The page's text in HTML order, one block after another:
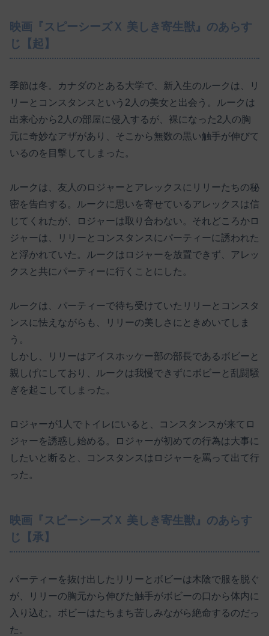
映画『スピーシーズＸ 美しき寄生獣』のあらす
じ【起】
季節は冬。カナダのとある大学で、新入生のルークは、リ
リーとコンスタンスという2人の美女と出会う。ルークは
出来心から2人の部屋に侵入するが、裸になった2人の胸
元に奇妙なアザがあり、そこから無数の黒い触手が伸びて
いるのを目撃してしまった。
ルークは、友人のロジャーとアレックスにリリーたちの秘
密を告白する。ルークに思いを寄せているアレックスは信
じてくれたが、ロジャーは取り合わない。それどころかロ
ジャーは、リリーとコンスタンスにパーティーに誘われた
と浮かれていた。ルークはロジャーを放置できず、アレッ
クスと共にパーティーに行くことにした。
ルークは、パーティーで待ち受けていたリリーとコンスタ
ンスに怯えながらも、リリーの美しさにときめいてしま
う。
しかし、リリーはアイスホッケー部の部長であるボビーと
親しげにしており、ルークは我慢できずにボビーと乱闘騒
ぎを起こしてしまった。
ロジャーが1人でトイレにいると、コンスタンスが来てロ
ジャーを誘惑し始める。ロジャーが初めての行為は大事に
したいと断ると、コンスタンスはロジャーを罵って出て行
った。
映画『スピーシーズＸ 美しき寄生獣』のあらす
じ【承】
パーティーを抜け出したリリーとボビーは木陰で服を脱ぐ
が、リリーの胸元から伸びた触手がボビーの口から体内に
入り込む。ボビーはたちまち苦しみながら絶命するのだっ
た。